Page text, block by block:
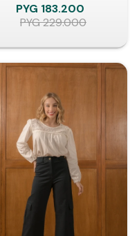
PYG 183.200
PYG229.000